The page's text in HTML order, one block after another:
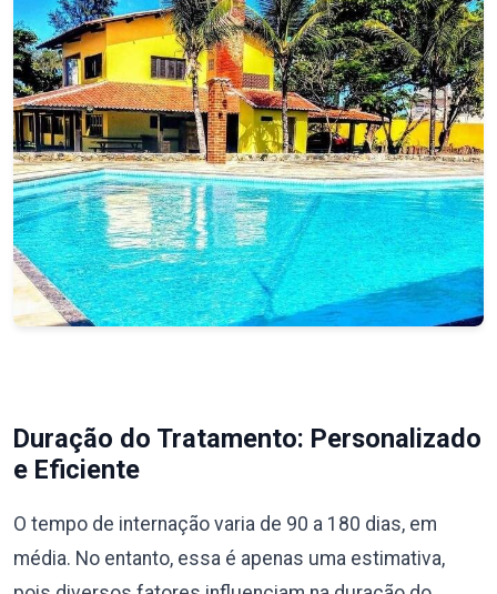
Duração do Tratamento: Personalizado
e Eficiente
O tempo de internação varia de 90 a 180 dias, em
média. No entanto, essa é apenas uma estimativa,